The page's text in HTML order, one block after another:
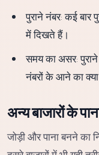
पुराने नंबर: कई बार
में दिखते हैं।
समय का असर: पुराने
नंबरों के आने का क्या
अन्य बाजारों के
जोड़ी और पाना बनने का